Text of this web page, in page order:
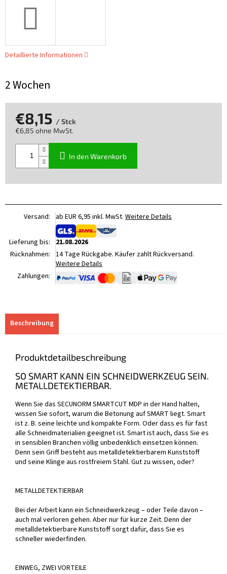
2 Wochen
Detaillierte Informationen
€8,15 / Stck
€6,85 ohne MwSt.
In den Warenkorb
Versand: ab EUR 6,95 inkl. MwSt. Weitere Details
Lieferung bis:
21.08.2026
Rücknahmen: 14 Tage Rückgabe. Käufer zahlt Rückversand.
Weitere Details
Zahlungen:
Beschreibung
Produktdetailbeschreibung
SO SMART KANN EIN SCHNEIDWERKZEUG SEIN.
METALLDETEKTIERBAR.
Wenn Sie das SECUNORM SMARTCUT MDP in der Hand halten,
wissen Sie sofort, warum die Betonung auf SMART liegt. Smart
ist z. B. seine leichte und kompakte Form. Oder dass es für fast
alle Schneidmaterialien geeignet ist. Smart ist auch, dass Sie es
in sensiblen Branchen völlig unbedenklich einsetzen können.
Denn sein Griff besteht aus metalldetektierbarem Kunststoff
und seine Klinge aus rostfreiem Stahl. Gut zu wissen, oder?
METALLDETEKTIERBAR
Bei der Arbeit kann ein Schneidwerkzeug – oder Teile davon –
auch mal verloren gehen. Aber nur für kurze Zeit. Denn der
metalldetektierbare Kunststoff sorgt dafür, dass Sie es
schneller wiederfinden.
EINWEG, ZWEI VORTEILE